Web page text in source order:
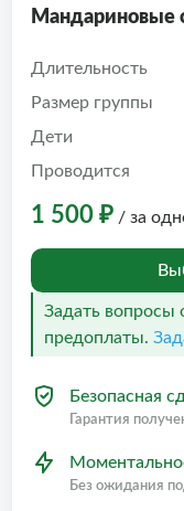
Мандариновые
Длительность
Размер группы
Дети
Проводится
1 500 ₽ / за
Задать вопросы
предоплаты.
Безопасная
Гарантия
Без ожидания